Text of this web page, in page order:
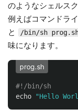
のようなシェルス
例えばコマンドラ
と
/bin/sh
味になります。
prog.sh
#!/bin/sh
echo
"Hello